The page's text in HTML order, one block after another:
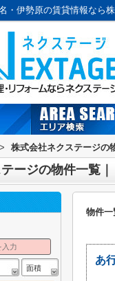
> 株式会社ネクステージの
ージの物件一覧
物件一
あ
面積